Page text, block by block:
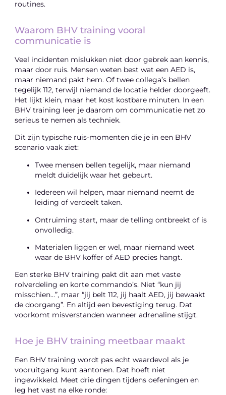
routines.
Waarom BHV training vooral
communicatie is
Veel incidenten mislukken niet door gebrek aan kennis,
maar door ruis. Mensen weten best wat een AED is,
maar niemand pakt hem. Of twee collega’s bellen
tegelijk 112, terwijl niemand de locatie helder doorgeeft.
Het lijkt klein, maar het kost kostbare minuten. In een
BHV training leer je daarom om communicatie net zo
serieus te nemen als techniek.
Dit zijn typische ruis-momenten die je in een BHV
scenario vaak ziet:
Twee mensen bellen tegelijk, maar niemand
meldt duidelijk waar het gebeurt.
Iedereen wil helpen, maar niemand neemt de
leiding of verdeelt taken.
Ontruiming start, maar de telling ontbreekt of is
onvolledig.
Materialen liggen er wel, maar niemand weet
waar de BHV koffer of AED precies hangt.
Een sterke BHV training pakt dit aan met vaste
rolverdeling en korte commando’s. Niet “kun jij
misschien…”, maar “jij belt 112, jij haalt AED, jij bewaakt
de doorgang”. En altijd een bevestiging terug. Dat
voorkomt misverstanden wanneer adrenaline stijgt.
Hoe je BHV training meetbaar maakt
Een BHV training wordt pas echt waardevol als je
vooruitgang kunt aantonen. Dat hoeft niet
ingewikkeld. Meet drie dingen tijdens oefeningen en
leg het vast na elke ronde: